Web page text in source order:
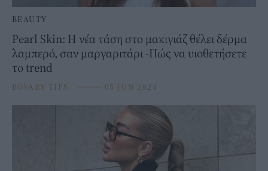
BEAUTY
Pearl Skin: Η νέα τάση στο μακιγιάζ θέλει δέρμα
λαμπερό, σαν μαργαριτάρι -Πώς να υιοθετήσετε
το trend
BOVARY TIPS ⸻ 05 JUN 2024